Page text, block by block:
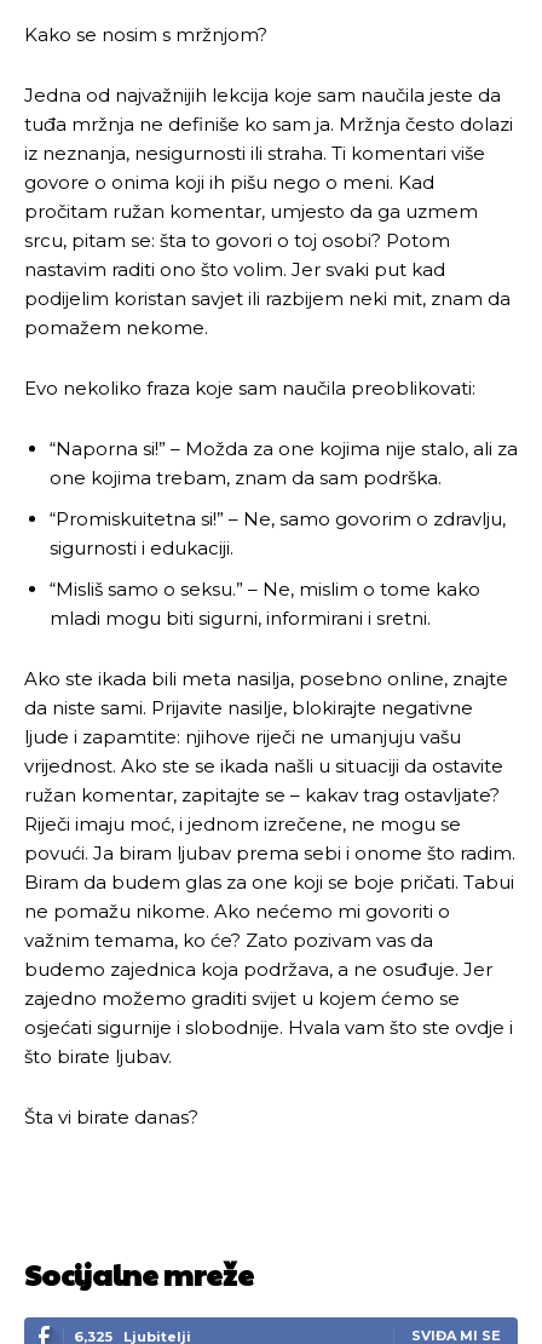
Kako se nosim s mržnjom?
Jedna od najvažnijih lekcija koje sam naučila jeste da
tuđa mržnja ne definiše ko sam ja. Mržnja često dolazi
iz neznanja, nesigurnosti ili straha. Ti komentari više
govore o onima koji ih pišu nego o meni. Kad
pročitam ružan komentar, umjesto da ga uzmem
srcu, pitam se: šta to govori o toj osobi? Potom
nastavim raditi ono što volim. Jer svaki put kad
podijelim koristan savjet ili razbijem neki mit, znam da
pomažem nekome.
Evo nekoliko fraza koje sam naučila preoblikovati:
“Naporna si!” – Možda za one kojima nije stalo, ali za
one kojima trebam, znam da sam podrška.
“Promiskuitetna si!” – Ne, samo govorim o zdravlju,
sigurnosti i edukaciji.
“Misliš samo o seksu.” – Ne, mislim o tome kako
mladi mogu biti sigurni, informirani i sretni.
Ako ste ikada bili meta nasilja, posebno online, znajte
da niste sami. Prijavite nasilje, blokirajte negativne
ljude i zapamtite: njihove riječi ne umanjuju vašu
vrijednost. Ako ste se ikada našli u situaciji da ostavite
ružan komentar, zapitajte se – kakav trag ostavljate?
Riječi imaju moć, i jednom izrečene, ne mogu se
povući. Ja biram ljubav prema sebi i onome što radim.
Biram da budem glas za one koji se boje pričati. Tabui
ne pomažu nikome. Ako nećemo mi govoriti o
važnim temama, ko će? Zato pozivam vas da
budemo zajednica koja podržava, a ne osuđuje. Jer
zajedno možemo graditi svijet u kojem ćemo se
osjećati sigurnije i slobodnije. Hvala vam što ste ovdje i
što birate ljubav.
Šta vi birate danas?
Socijalne mreže
6,325 Ljubitelji SVIĐA MI SE